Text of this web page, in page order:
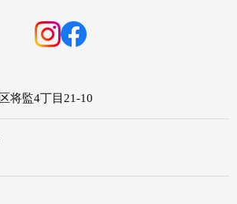
将監4丁目21-10